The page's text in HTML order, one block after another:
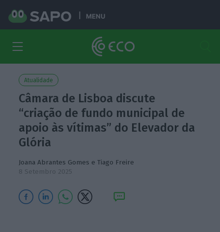
MENU
Atualidade
Câmara de Lisboa discute
“criação de fundo municipal de
apoio às vítimas” do Elevador da
Glória
Joana Abrantes Gomes eTiago Freire
8 Setembro 2025